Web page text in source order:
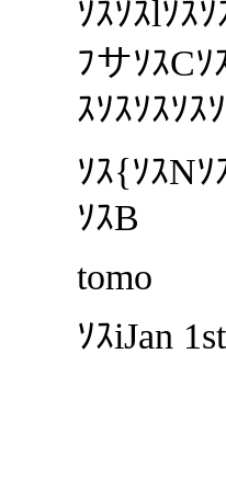
ｿｽｿｽlｿｽ
ﾌサｿｽCｿ
ｽｿｽｿｽｿｽ
ｿｽ{ｿｽNｿ
ｿｽB
tomo
ｿｽiJan